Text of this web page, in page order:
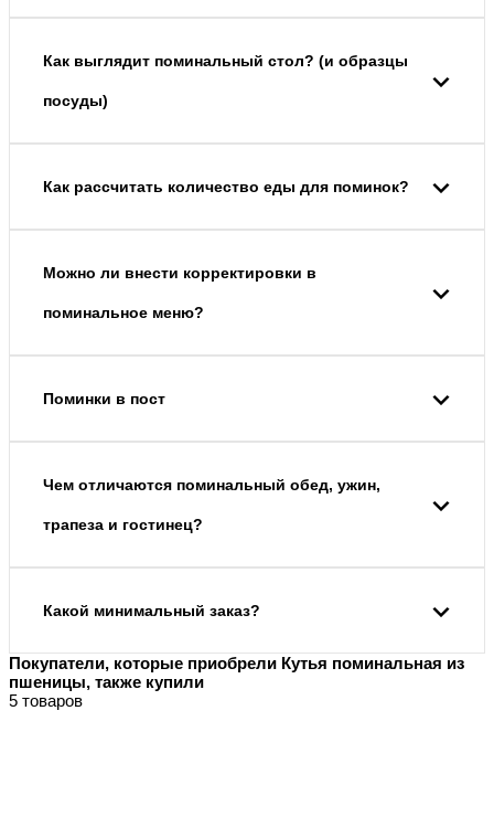
Как выглядит поминальный стол? (и образцы
посуды)
Как рассчитать количество еды для поминок?
Можно ли внести корректировки в
поминальное меню?
Поминки в пост
Чем отличаются поминальный обед, ужин,
трапеза и гостинец?
Какой минимальный заказ?
Покупатели, которые приобрели Кутья поминальная из
пшеницы, также купили
5 товаров